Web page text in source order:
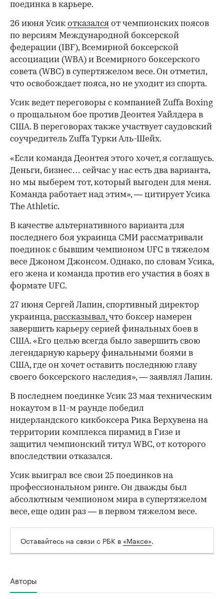
поединка в карьере.
26 июня Усик отказался от чемпионских поясов
по версиям Международной боксерской
федерации (IBF), Всемирной боксерской
ассоциации (WBA) и Всемирного боксерского
совета (WBC) в супертяжелом весе. Он отметил,
что освобождает пояса, но не уходит из спорта.
Усик ведет переговоры с компанией Zuffa Boxing
о прощальном бое против Деонтея Уайлдера в
США. В переговорах также участвует саудовский
соучредитель Zuffa Турки Аль-Шейх.
«Если команда Деонтея этого хочет, я соглашусь.
Деньги, бизнес… сейчас у нас есть два варианта,
но мы выберем тот, который выгоден для меня.
Команда работает над этим», — цитирует Усика
The Athletic.
В качестве альтернативного варианта для
последнего боя украинца СМИ рассматривали
поединок с бывшим чемпионом UFC в тяжелом
весе Джоном Джонсом. Однако, по словам Усика,
его жена и команда против его участия в боях в
формате UFC.
27 июня Сергей Лапин, спортивный директор
украинца,рассказывал,что боксер намерен
завершить карьеру серией финальных боев в
США. «Его целью всегда было завершить свою
легендарную карьеру финальными боями в
США, где он хочет оставить последнюю главу
своего боксерского наследия», — заявлял Лапин.
В последнем поединке Усик 23 мая техническим
нокаутом в 11-м раунде победил
нидерландского кикбоксера Рика Верхувена на
территории комплекса пирамид в Гизе и
защитил чемпионский титул WBC, от которого
впоследствии отказался.
Усик выиграл все свои 25 поединков на
профессиональном ринге. Он дважды был
абсолютным чемпионом мира в супертяжелом
весе, еще один раз — в первом тяжелом весе.
Оставайтесь на связи с РБК в «Максе».
Авторы